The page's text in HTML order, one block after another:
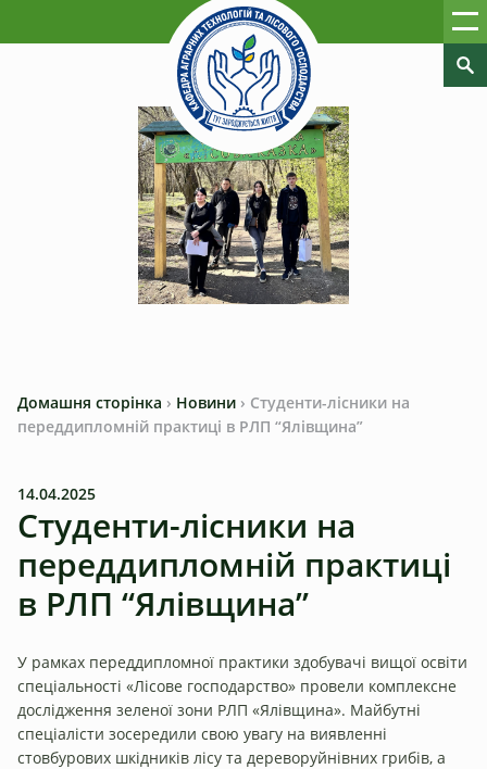
Домашня сторінка › Новини › Студенти-лісники на
переддипломній практиці в РЛП “Ялівщина”
14.04.2025
Студенти-лісники на
переддипломній практиці
в РЛП “Ялівщина”
У рамках переддипломної практики здобувачі вищої освіти
спеціальності «Лісове господарство» провели комплексне
дослідження зеленої зони РЛП «Ялівщина». Майбутні
спеціалісти зосередили свою увагу на виявленні
стовбурових шкідників лісу та дереворуйнівних грибів, а